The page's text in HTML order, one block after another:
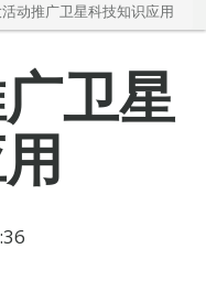
动推广卫星科技知识应用
卫星